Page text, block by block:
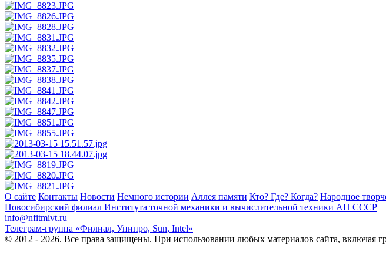
О сайте Контакты Новости Немного истории Аллея памяти Кто? Где? Когда? Народное
Новосибирский филиал Института точной механики и вычислительной техники АН СССР
info@nfitmivt.ru
Телеграм-группа «Филиал, Унипро, Sun, Intel»
© 2012 - 2026. Все права защищены. При использовании любых материалов сайта, включая